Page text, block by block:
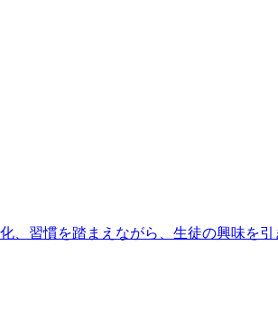
、習慣を踏まえながら、生徒の興味を